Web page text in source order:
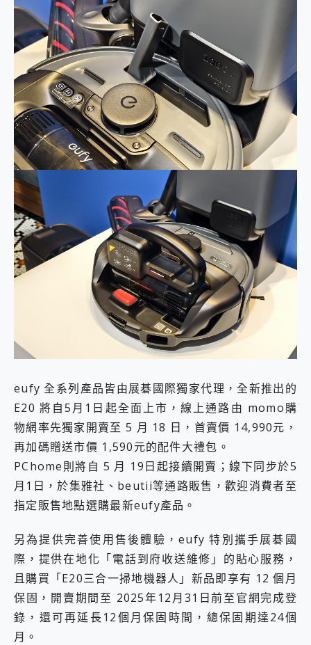
eufy 全系列產品皆由展碁國際獨家代理，全新推出的
E20 將自5月1日起全面上市，線上通路由 momo購
物網率先獨家開賣至 5 月 18 日，首賣價 14,990元，
再加碼贈送市價 1,590元的配件大禮包。
PChome則將自 5 月 19日起接續開賣；線下同步於5
月1日，於集雅社、beutii等通路販售，歡迎消費者至
指定販售地點選購最新eufy產品。
另為提供完善使用售後體驗，eufy 特別攜手展碁國
際，提供在地化「電話到府收送維修」的貼心服務，
且購買「E20三合一掃地機器人」新品即享有 12 個月
保固，開賣期間至 2025年12月31日前至官網完成登
錄，還可再延長12個月保固時間，總保固期達24個
月。